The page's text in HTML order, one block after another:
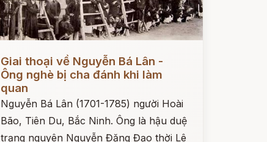
Giai thoại về Nguyễn Bá Lân -
Ông nghè bị cha đánh khi làm
quan
Nguyễn Bá Lân (1701-1785) người Hoài
Bão, Tiên Du, Bắc Ninh. Ông là hậu duệ
trạng nguyên Nguyễn Đăng Đạo thời Lê